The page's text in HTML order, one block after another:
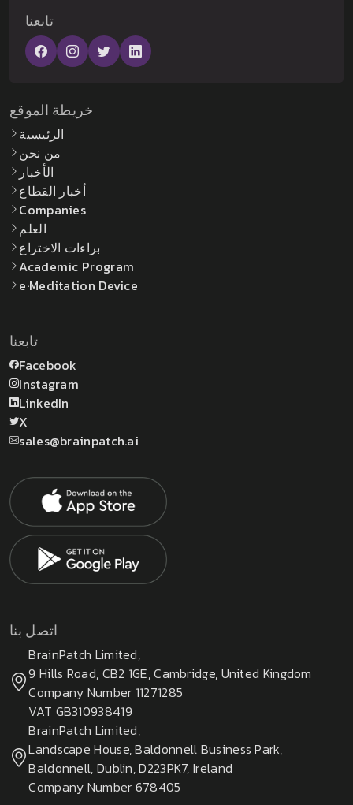
تابعنا
خريطة الموقع
الرئيسية
من نحن
الأخبار
أخبار القطاع
Companies
العلم
براءات الاختراع
Academic Program
e·Meditation Device
تابعنا
Facebook
Instagram
LinkedIn
X
sales@brainpatch.ai
اتصل بنا
BrainPatch Limited,
9 Hills Road, CB2 1GE, Cambridge, United Kingdom
Company Number 11271285
VAT GB310938419
BrainPatch Limited,
Landscape House, Baldonnell Business Park,
Baldonnell, Dublin, D223PK7, Ireland
Company Number 678405